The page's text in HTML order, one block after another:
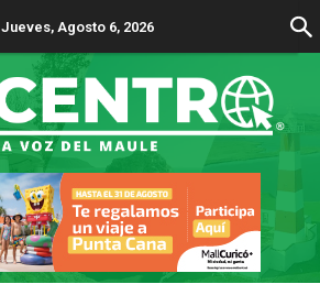
Jueves, Agosto 6, 2026